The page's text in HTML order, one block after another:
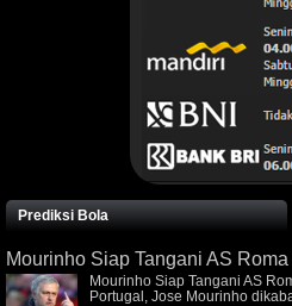
Prediksi Bola
Mourinho Siap Tangani AS
Mourinho Siap Tangani AS
Portugal, Jose Mourinho